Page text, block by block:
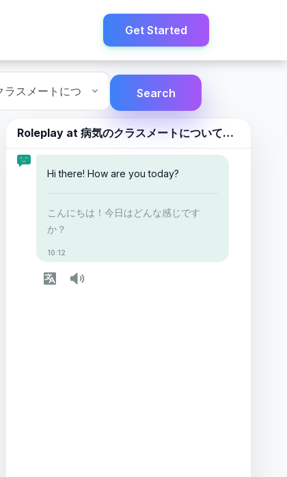
Get Started
Search
Roleplay at 病気のクラスメートについて話すこと
Hi there! How are you today?
こんにちは！今日はどんな感じです
か？
10:12